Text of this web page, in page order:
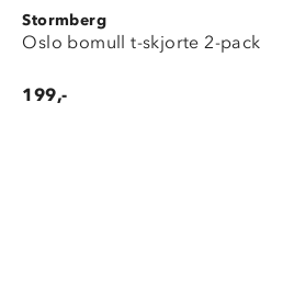
Stormberg
Oslo bomull t-skjorte 2-pack
199,-